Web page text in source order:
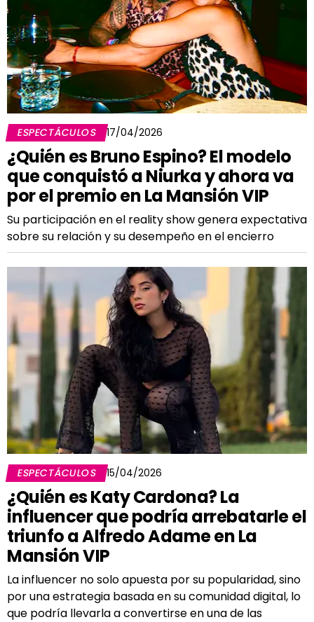
ESPECTÁCULOS 17/04/2026
¿Quién es Bruno Espino? El modelo
que conquistó a Niurka y ahora va
por el premio en La Mansión VIP
Su participación en el reality show genera expectativa
sobre su relación y su desempeño en el encierro
ESPECTÁCULOS 15/04/2026
¿Quién es Katy Cardona? La
influencer que podría arrebatarle el
triunfo a Alfredo Adame en La
Mansión VIP
La influencer no solo apuesta por su popularidad, sino
por una estrategia basada en su comunidad digital, lo
que podría llevarla a convertirse en una de las